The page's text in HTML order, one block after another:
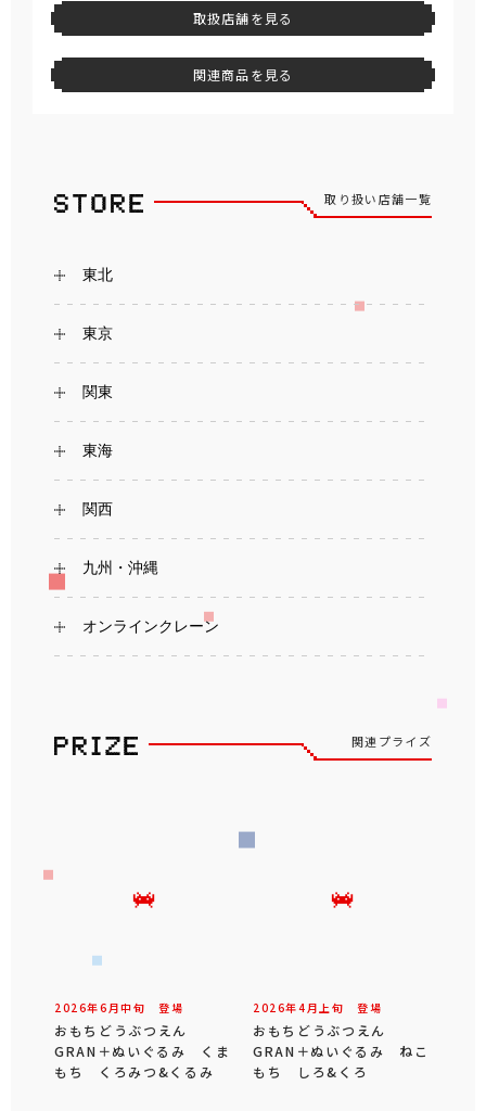
取扱店舗を見る
関連商品を見る
取り扱い店舗一覧
東北
東京
関東
東海
関西
九州・沖縄
オンラインクレーン
関連プライズ
2026年6 月中旬 登場
おもちどうぶつえん
GRAN＋ぬいぐるみ くま
もち くろみつ&くるみ
2026年4 月 上旬 登場
おもちどうぶつえん
GRAN＋ぬいぐるみ ねこ
もち しろ&くろ